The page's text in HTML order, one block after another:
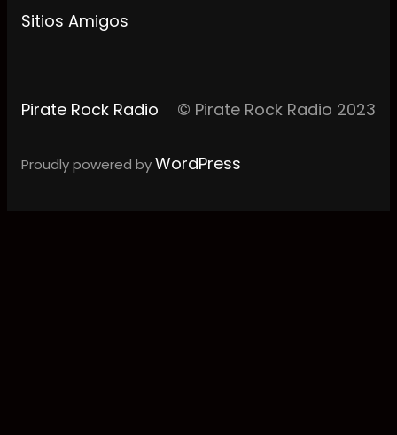
Sitios Amigos
Pirate Rock Radio © Pirate Rock Radio 2023
Proudly powered byWordPress